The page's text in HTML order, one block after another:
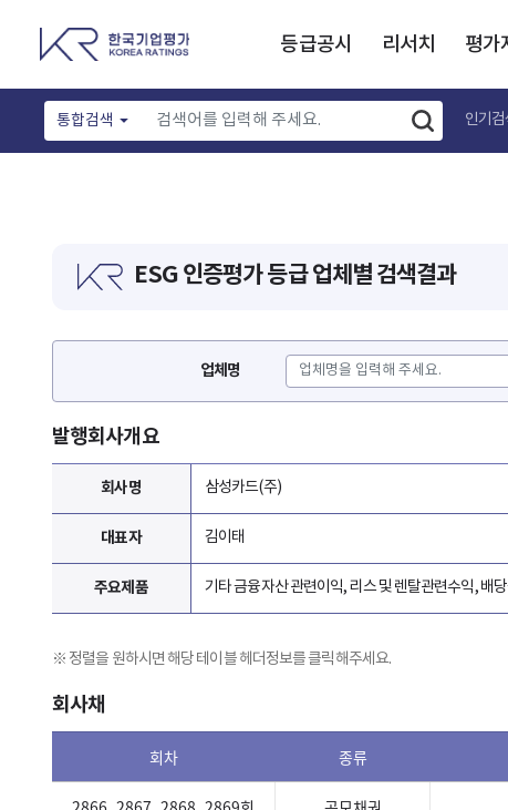
등급공시 리서치 평가
통합검색 인기검
ESG 인증평가 등급 업체별 검색결과
업체명
발행회사개요
회사명 삼성카드(주)
대표자 김이태
주요제품 기타 금융자산 관련이익, 리스 및 렌탈관련수익, 배
정렬을 원하시면 해당 테이블 헤더정보를 클릭해주세요.
회사채
회차 종류